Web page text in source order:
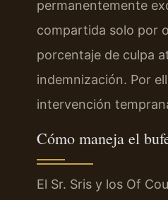
permanentemente
compartida solo por
porcentaje de culpa
indemnización. Por
intervención
Cómo maneja el
El Sr. Sris y los Of